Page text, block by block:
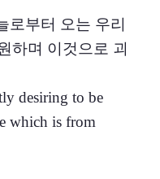
로부터 오는 우리
하며 이것으로 괴
desiring to be
which is from